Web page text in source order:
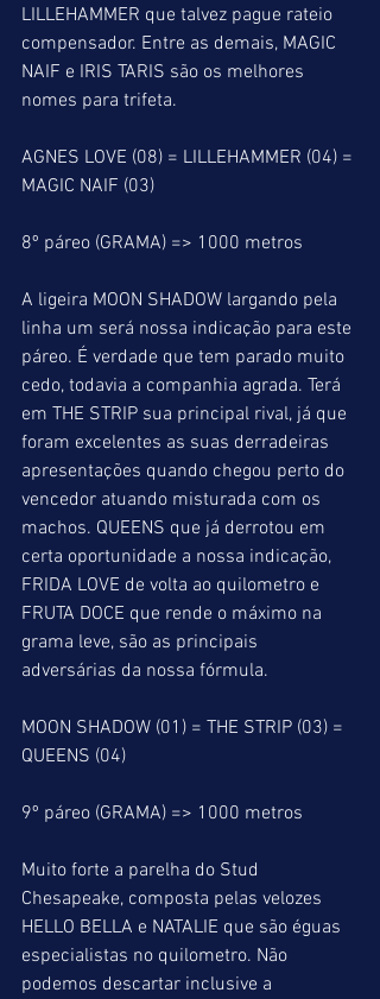
LILLEHAMMER que talvez pague rateio
compensador. Entre as demais, MAGIC
NAIF e IRIS TARIS são os melhores
nomes para trifeta.
AGNES LOVE (08) = LILLEHAMMER (04) =
MAGIC NAIF (03)
8º páreo (GRAMA) => 1000 metros
A ligeira MOON SHADOW largando pela
linha um será nossa indicação para este
páreo. É verdade que tem parado muito
cedo, todavia a companhia agrada. Terá
em THE STRIP sua principal rival, já que
foram excelentes as suas derradeiras
apresentações quando chegou perto do
vencedor atuando misturada com os
machos. QUEENS que já derrotou em
certa oportunidade a nossa indicação,
FRIDA LOVE de volta ao quilometro e
FRUTA DOCE que rende o máximo na
grama leve, são as principais
adversárias da nossa fórmula.
MOON SHADOW (01) = THE STRIP (03) =
QUEENS (04)
9º páreo (GRAMA) => 1000 metros
Muito forte a parelha do Stud
Chesapeake, composta pelas velozes
HELLO BELLA e NATALIE que são éguas
especialistas no quilometro. Não
podemos descartar inclusive a